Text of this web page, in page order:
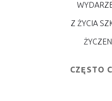
Z ŻYCIA
CZĘSTO